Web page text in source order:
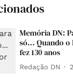
Memória DN:
só... Quando o
fez 130 anos
Redação DN